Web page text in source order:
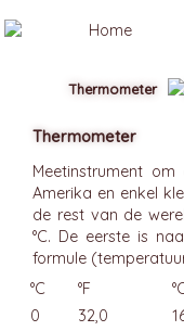
Thermometer
Meetinstrument
Amerika en enkel
de rest van de
°C. De eerste is
formule
°C
°F
0
32,0
Thermometer